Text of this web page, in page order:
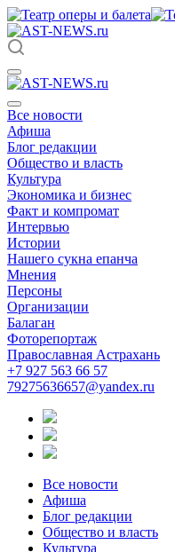
Все новости
Афиша
Блог редакции
Общество и власть
Культура
Экономика и бизнес
Факт и компромат
Интервью
Истории
Нашего сукна епанча
Мнения
Персоны
Организации
Балаган
Фоторепортаж
Православная Астрахань
+7 927 563 66 57
79275636657@yandex.ru
Все новости
Афиша
Блог редакции
Общество и власть
Культура